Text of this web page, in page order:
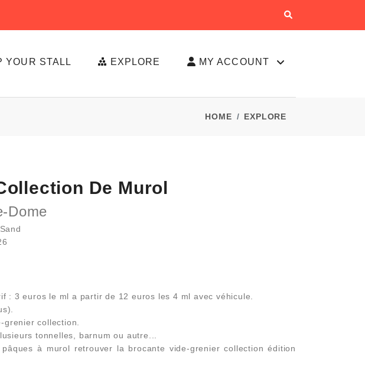
YOUR STALL EXPLORE MY ACCOUNT
HOME EXPLORE
De Murol
Dome
: 3 euros le ml a partir de 12 euros les 4 ml avec véhicule.
collection.
tonnelles, barnum ou autre...
à murol retrouver la brocante vide-grenier collection édition